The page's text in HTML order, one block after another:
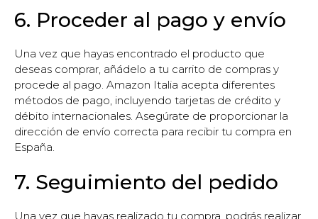
6. Proceder al pago y envío
Una vez que hayas encontrado el producto que
deseas comprar, añádelo a tu carrito de compras y
procede al pago. Amazon Italia acepta diferentes
métodos de pago, incluyendo tarjetas de crédito y
débito internacionales. Asegúrate de proporcionar la
dirección de envío correcta para recibir tu compra en
España.
7. Seguimiento del pedido
Una vez que hayas realizado tu compra, podrás realizar